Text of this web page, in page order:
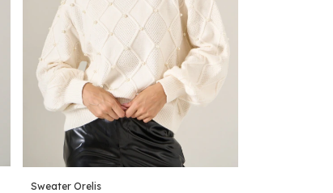
Sweater Orelis